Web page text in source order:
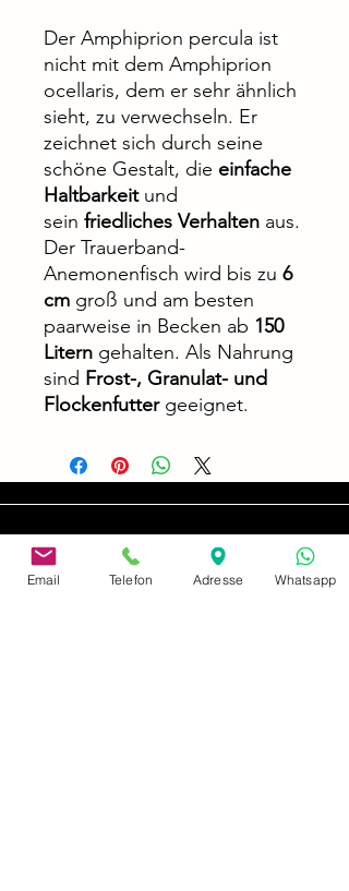
Der Amphiprion percula ist
nicht mit dem Amphiprion
ocellaris, dem er sehr ähnlich
sieht, zu verwechseln. Er
zeichnet sich durch seine
schöne Gestalt, die einfache
Haltbarkeitund
sein friedliches Verhalten aus.
Der Trauerband-
Anemonenfisch wird bis zu 6
cm groß und am besten
paarweise in Becken ab 150
Litern gehalten. Als Nahrung
sind Frost-, Granulat- und
Flockenfuttergeeignet.
Email Telefon Adresse Whatsapp